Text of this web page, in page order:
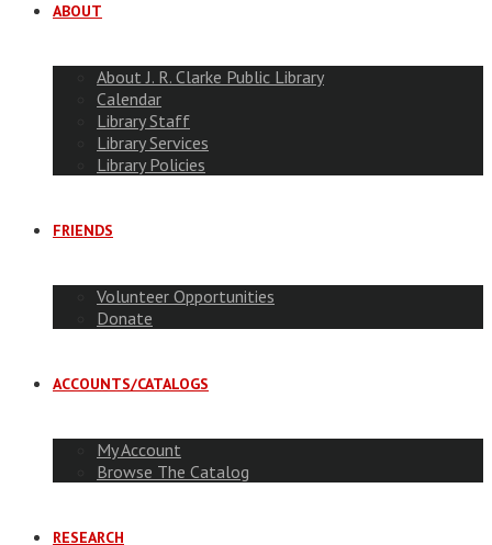
ABOUT
About J. R. Clarke Public Library
Calendar
Library Staff
Library Services
Library Policies
FRIENDS
Volunteer Opportunities
Donate
ACCOUNTS/CATALOGS
My Account
Browse The Catalog
RESEARCH